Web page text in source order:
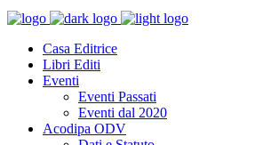
Casa Editrice
Libri Editi
Eventi
Eventi Passati
Eventi dal 2020
Acodipa ODV